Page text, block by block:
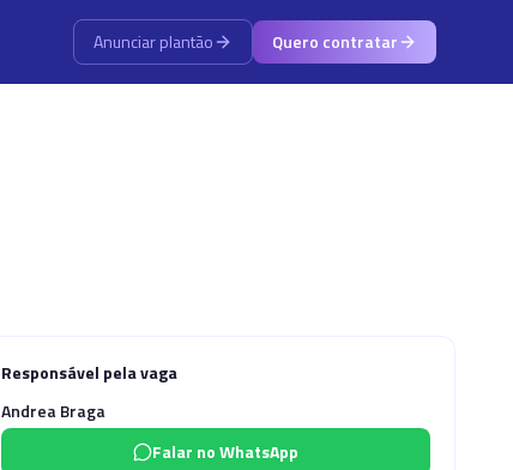
Anunciar plantão Quero contratar
Responsável pela vaga
Andrea Braga
Falar no WhatsApp